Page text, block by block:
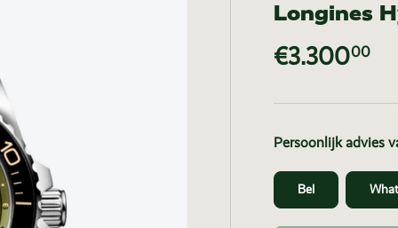
Longines
€3.30000
Persoonlijk advies
Bel